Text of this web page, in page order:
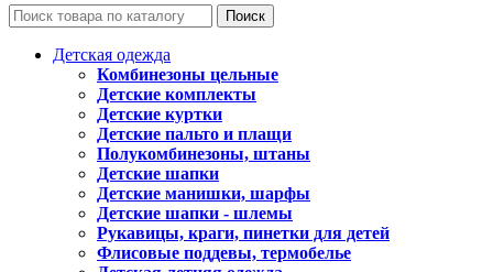
Поиск
Детская одежда
Комбинезоны цельные
Детские комплекты
Детские куртки
Детские пальто и плащи
Полукомбинезоны, штаны
Детские шапки
Детские манишки, шарфы
Детские шапки - шлемы
Рукавицы, краги, пинетки для детей
Флисовые поддевы, термобелье